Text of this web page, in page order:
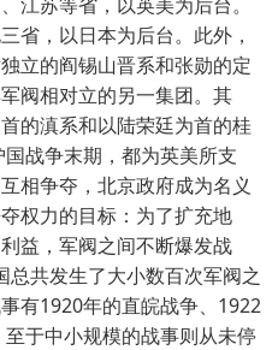
省，以日本为后台。此外，
立的阎锡山晋系和张勋的定
阀相对立的另一集团。其
的滇系和以陆荣廷为首的桂
战争末期，都为英美所支
相争夺，北京政府成为名义
权力的目标：为了扩充地
益，军阀之间不断爆发战
共发生了大小数百次军阀之
有1920年的直皖战争、1922
于中小规模的战事则从未停